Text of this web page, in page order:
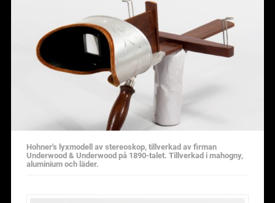
Hohner's lyxmodell av stereoskop, tillverkad av firman
Underwood & Underwood på 1890-talet. Tillverkad i mahogny,
aluminium och läder.